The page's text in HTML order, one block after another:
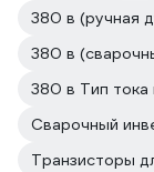
380 в (ручная
380 в
380 в Тип тока
Сварочный
Транзисторы